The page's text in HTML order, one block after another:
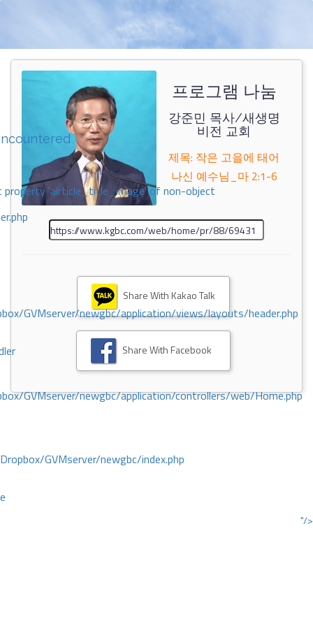
property 'airticle_title_image' of non-object
GVMserver/newgbc/application/views/layouts/header.php
GVMserver/newgbc/application/controllers/web/Home.php
GVMserver/newgbc/index.php
"/>
프로그램 나눔
강준민 목사/새생명
비전 교회
제목: 작은 고을에 태어
나신 예수님_마 2:1-6
Share With Kakao Talk
Share With Facebook